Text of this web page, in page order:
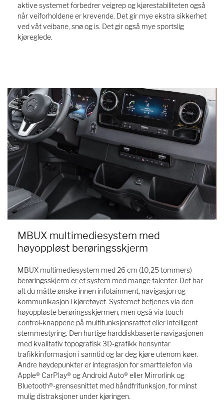
aktive systemet forbedrer veigrep og kjørestabiliteten også
når veiforholdene er krevende. Det gir mye ekstra sikkerhet
ved våt veibane, snø og is. Det gir også mye sportslig
kjøreglede.
MBUX multimediesystem med
høyoppløst berøringsskjerm
MBUX multimediesystem med 26 cm (10,25 tommers)
berøringsskjerm er et system med mange talenter. Det har
alt du måtte ønske innen infotainment, navigasjon og
kommunikasjon i kjøretøyet. Systemet betjenes via den
høyoppløste berøringsskjermen, men også via touch
control-knappene på multifunksjonsrattet eller intelligent
stemmestyring. Den hurtige harddiskbaserte navigasjonen
med kvalitativ topografisk 3D-grafikk hensyntar
trafikkinformasjon i sanntid og lar deg kjøre utenom køer.
Andre høydepunkter er integrasjon for smarttelefon via
Apple® CarPlay® og Android Auto® eller Mirrorlink og
Bluetooth®-grensesnittet med håndfrifunksjon, for minst
mulig distraksjoner under kjøringen.